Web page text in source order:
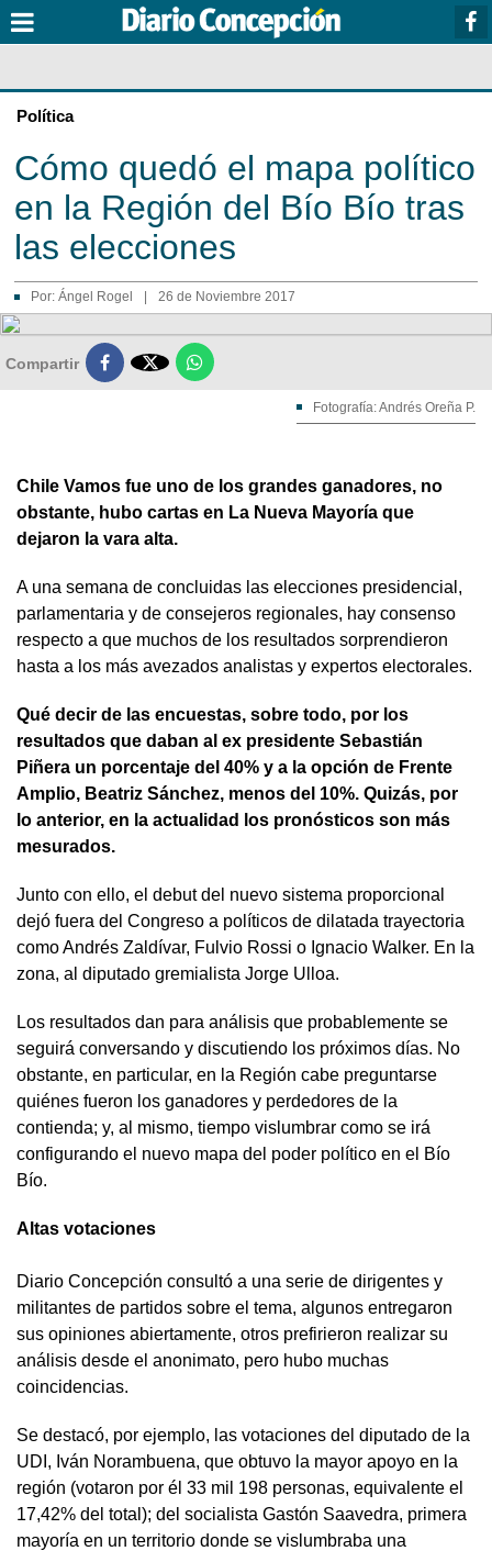
Política
Cómo quedó el mapa político
en la Región del Bío Bío tras
las elecciones
Por: Ángel Rogel 26 de Noviembre 2017
Compartir 
Fotografía: Andrés Oreña P.
Chile Vamos fue uno de los grandes ganadores, no
obstante, hubo cartas en La Nueva Mayoría que
dejaron la vara alta.
A una semana de concluidas las elecciones presidencial,
parlamentaria y de consejeros regionales, hay consenso
respecto a que muchos de los resultados sorprendieron
hasta a los más avezados analistas y expertos electorales.
Qué decir de las encuestas, sobre todo, por los
resultados que daban al ex presidente Sebastián
Piñera un porcentaje del 40% y a la opción de Frente
Amplio, Beatriz Sánchez, menos del 10%. Quizás, por
lo anterior, en la actualidad los pronósticos son más
mesurados.
Junto con ello, el debut del nuevo sistema proporcional
dejó fuera del Congreso a políticos de dilatada trayectoria
como Andrés Zaldívar, Fulvio Rossi o Ignacio Walker. En la
zona, al diputado gremialista Jorge Ulloa.
Los resultados dan para análisis que probablemente se
seguirá conversando y discutiendo los próximos días. No
obstante, en particular, en la Región cabe preguntarse
quiénes fueron los ganadores y perdedores de la
contienda; y, al mismo, tiempo vislumbrar como se irá
configurando el nuevo mapa del poder político en el Bío
Bío.
Altas votaciones
Diario Concepción consultó a una serie de dirigentes y
militantes de partidos sobre el tema, algunos entregaron
sus opiniones abiertamente, otros prefirieron realizar su
análisis desde el anonimato, pero hubo muchas
coincidencias.
Se destacó, por ejemplo, las votaciones del diputado de la
UDI, Iván Norambuena, que obtuvo la mayor apoyo en la
región (votaron por él 33 mil 198 personas, equivalente el
17,42% del total); del socialista Gastón Saavedra, primera
mayoría en un territorio donde se vislumbraba una